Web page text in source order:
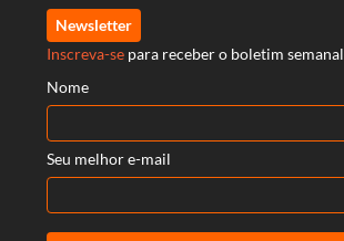
Newsletter
Inscreva-se para receber o boletim semanal
Nome
Seu melhor e-mail